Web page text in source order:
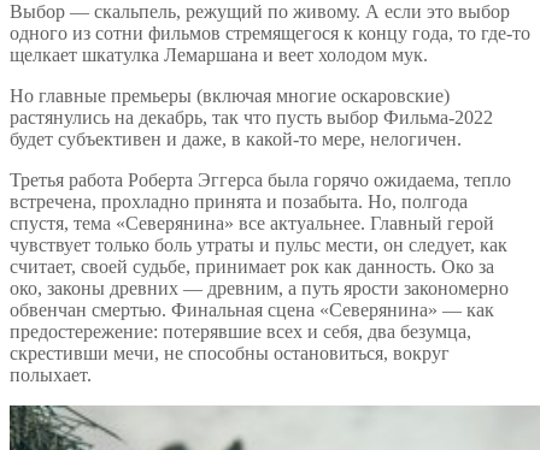
Выбор — скальпель, режущий по живому. А если это выбор
одного из сотни фильмов стремящегося к концу года, то где-то
щелкает шкатулка Лемаршана и веет холодом мук.
Но главные премьеры (включая многие оскаровские)
растянулись на декабрь, так что пусть выбор Фильма-2022
будет субъективен и даже, в какой-то мере, нелогичен.
Третья работа Роберта Эггерса была горячо ожидаема, тепло
встречена, прохладно принята и позабыта. Но, полгода
спустя, тема «Северянина» все актуальнее. Главный герой
чувствует только боль утраты и пульс мести, он следует, как
считает, своей судьбе, принимает рок как данность. Око за
око, законы древних — древним, а путь ярости закономерно
обвенчан смертью. Финальная сцена «Северянина» — как
предостережение: потерявшие всех и себя, два безумца,
скрестивши мечи, не способны остановиться, вокруг
полыхает.